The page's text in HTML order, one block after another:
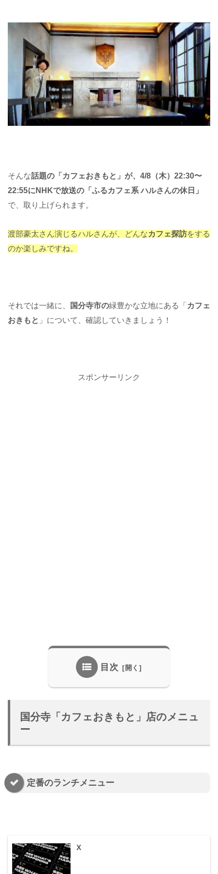
そんな話題の「カフェおきもと」が、4/8 （木） 22:30〜
22:55にNHKで放送の「 ふるカフェ系 ハルさんの休日 」
で、取り上げられます。
渡部豪太さん演じるハルさんが、どんなカフェ探訪をする
のか楽しみですね。
それでは一緒に、 国分寺市の緑豊かな立地にある 「 カフェ
おきもと 」について、確認していきましょう！
スポンサーリンク
目次
国分寺「カフェおきもと」店のメニュ
ー
定番のランチメニュー
X